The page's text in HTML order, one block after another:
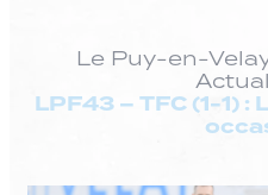
Le Puy-en-
LPF43 – TFC (1-1)